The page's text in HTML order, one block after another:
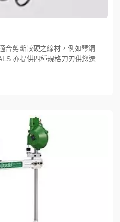
合剪斷較硬之線材，例如琴鋼
亦提供四種規格刀刃供您選